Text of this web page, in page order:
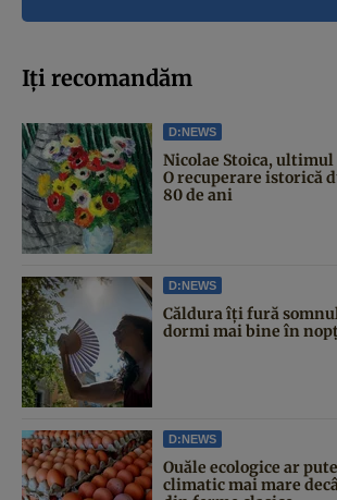
Iți recomandăm
D:NEWS
Nicolae Stoica,
O recuperare istorică
80 de ani
D:NEWS
Căldura îți fură
dormi mai bine în
D:NEWS
Ouăle ecologice ar
climatic mai mare